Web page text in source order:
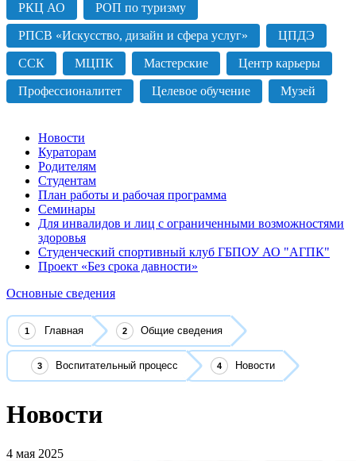
РКЦ АО РОП по туризму
РПСВ «Искусство, дизайн и сфера услуг» ЦПДЭ
ССК МЦПК Мастерские Центр карьеры
Профессионалитет Целевое обучение Музей
Новости
Кураторам
Родителям
Студентам
План работы и рабочая программа
Семинары
Для инвалидов и лиц с ограниченными возможностями
здоровья
Студенческий спортивный клуб ГБПОУ АО "АГПК"
Проект «Без срока давности»
Основные сведения
Главная Общие сведения
Воспитательный процесс Новости
Новости
4 мая 2025